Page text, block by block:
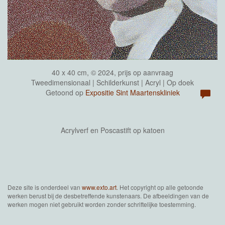
40 x 40 cm, © 2024, prijs op aanvraag
Tweedimensionaal | Schilderkunst | Acryl | Op doek
Getoond op Expositie Sint Maartenskliniek
Acrylverf en Poscastift op katoen
Deze site is onderdeel van www.exto.art. Het copyright op alle getoonde
werken berust bij de desbetreffende kunstenaars. De afbeeldingen van de
werken mogen niet gebruikt worden zonder schriftelijke toestemming.